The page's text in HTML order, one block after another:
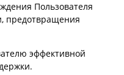
Пользователя
предотвращения
эффективной